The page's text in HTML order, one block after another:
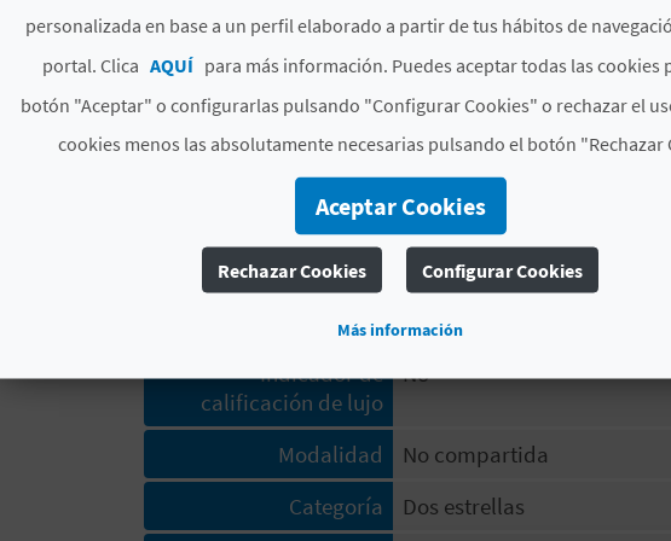
requeridas para pasar unas vacaciones en la
#HABITACIONES Y PLAZAS
Número total de
habitaciones
2
Número total de plazas 6
#CARACTERÍSTICAS
Indicador de
calificación de lujo
No
Modalidad
No compartida
Categoría
Dos estrellas
personalizada en base a un perfil elaborado a partir de tus hábitos de
portal. Clica AQUÍ para más información. Puedes aceptar todas las cookies
botón "Aceptar" o configurarlas pulsando "Configurar Cookies" o rechazar el
cookies menos las absolutamente necesarias pulsando el botón "Rechazar
Aceptar Cookies
Rechazar Cookies Configurar Cookies
Más información